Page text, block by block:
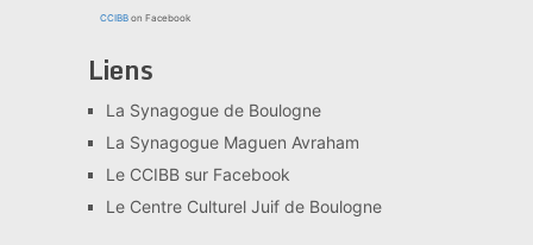
CCIBBon Facebook
Liens
La Synagogue de Boulogne
La Synagogue Maguen Avraham
Le CCIBB sur Facebook
Le Centre Culturel Juif de Boulogne